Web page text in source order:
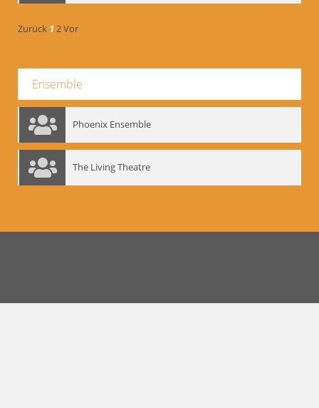
Zurück 12Vor
Ensemble
Phoenix Ensemble
The Living Theatre